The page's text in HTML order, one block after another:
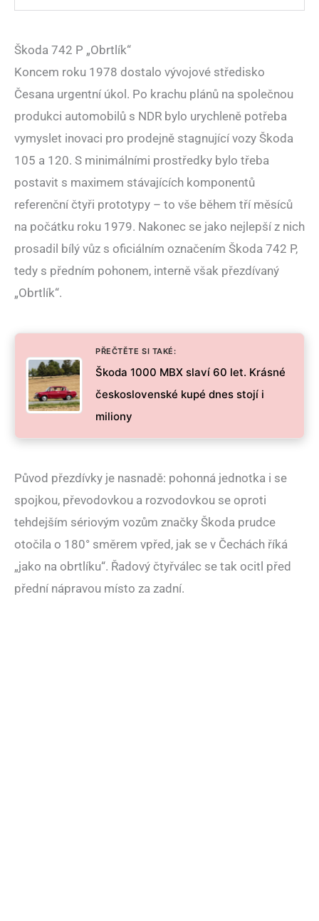
Škoda 742 P „Obrtlík“
Koncem roku 1978 dostalo vývojové středisko
Česana urgentní úkol. Po krachu plánů na společnou
produkci automobilů s NDR bylo urychleně potřeba
vymyslet inovaci pro prodejně stagnující vozy Škoda
105 a 120. S minimálními prostředky bylo třeba
postavit s maximem stávajících komponentů
referenční čtyři prototypy – to vše během tří měsíců
na počátku roku 1979. Nakonec se jako nejlepší z nich
prosadil bílý vůz s oficiálním označením Škoda 742 P,
tedy s předním pohonem, interně však přezdívaný
„Obrtlík“.
PŘEČTĚTE SI TAKÉ:
Škoda 1000 MBX slaví 60 let. Krásné
československé kupé dnes stojí i
miliony
Původ přezdívky je nasnadě: pohonná jednotka i se
spojkou, převodovkou a rozvodovkou se oproti
tehdejším sériovým vozům značky Škoda prudce
otočila o 180° směrem vpřed, jak se v Čechách říká
„jako na obrtlíku“. Řadový čtyřválec se tak ocitl před
přední nápravou místo za zadní.